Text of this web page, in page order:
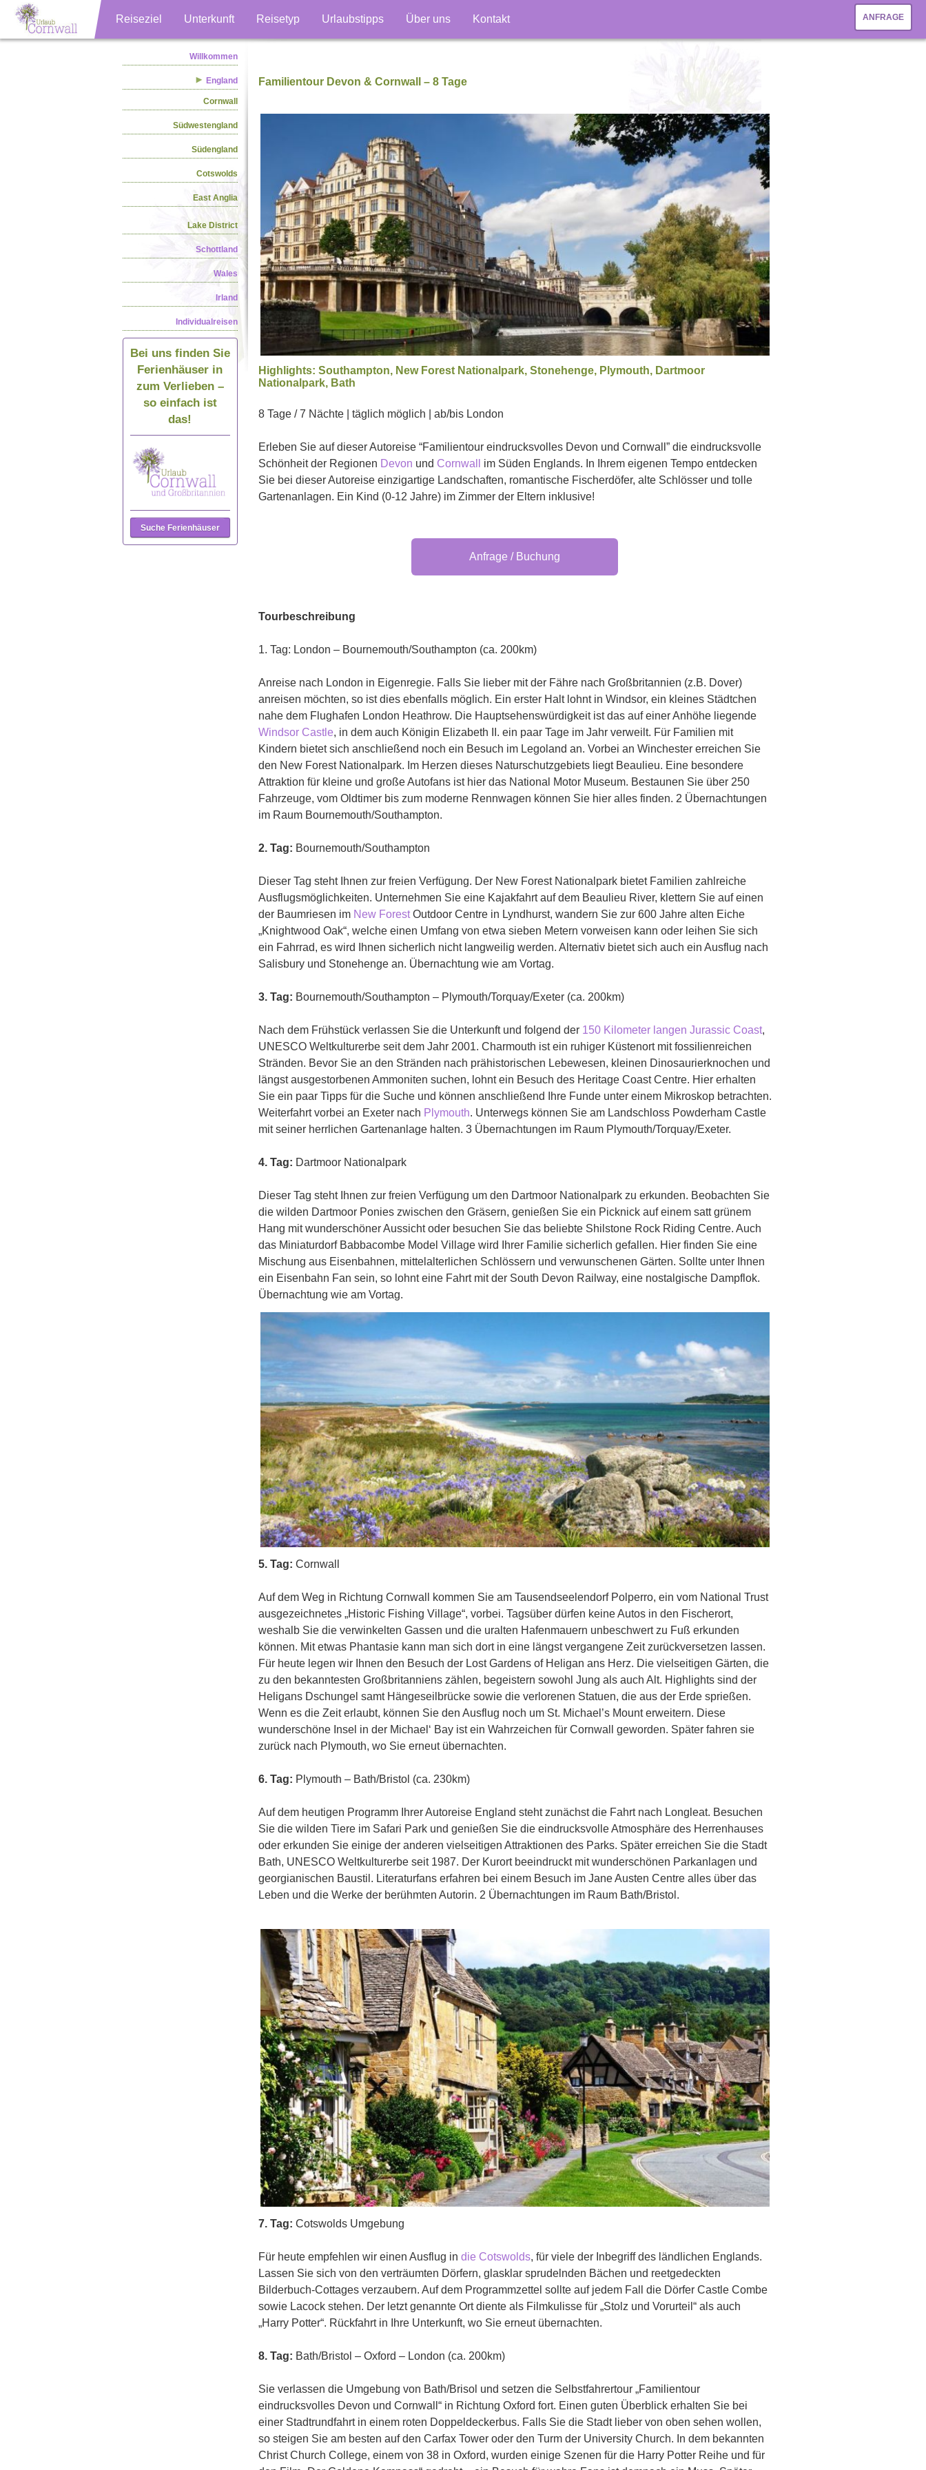
ANFRAGE
Reiseziel Unterkunft Reisetyp Urlaubstipps Über uns Kontakt
Willkommen
England
Cornwall
Südwestengland
Südengland
Cotswolds
East Anglia
Lake District
Schottland
Wales
Irland
Individualreisen
Bei uns finden Sie
Ferienhäuser in
zum Verlieben –
so einfach ist
das!
Suche Ferienhäuser
Familientour Devon & Cornwall – 8 Tage
Highlights: Southampton, New Forest Nationalpark, Stonehenge, Plymouth, Dartmoor
Nationalpark, Bath
8 Tage / 7 Nächte | täglich möglich | ab/bis London
Erleben Sie auf dieser Autoreise “Familientour eindrucksvolles Devon und Cornwall” die eindrucksvolle
Schönheit der Regionen Devon und Cornwall
im Süden Englands. In Ihrem eigenen Tempo entdecken
Sie bei dieser Autoreise einzigartige Landschaften, romantische Fischerdöfer, alte Schlösser und tolle
Gartenanlagen. Ein Kind (0-12 Jahre) im Zimmer der Eltern inklusive!
Anfrage / Buchung
Tourbeschreibung
1. Tag: London – Bournemouth/Southampton (ca. 200km)
Anreise nach London in Eigenregie. Falls Sie lieber mit der Fähre nach Großbritannien (z.B. Dover)
anreisen möchten, so ist dies ebenfalls möglich. Ein erster Halt lohnt in Windsor, ein kleines Städtchen
nahe dem Flughafen London Heathrow. Die Hauptsehenswürdigkeit ist das auf einer Anhöhe liegende
Windsor Castle, in dem auch Königin Elizabeth II. ein paar Tage im Jahr verweilt. Für Familien mit
Kindern bietet sich anschließend noch ein Besuch im Legoland an. Vorbei an Winchester erreichen Sie
den New Forest Nationalpark. Im Herzen dieses Naturschutzgebiets liegt Beaulieu. Eine besondere
Attraktion für kleine und große Autofans ist hier das National Motor Museum. Bestaunen Sie über 250
Fahrzeuge, vom Oldtimer bis zum moderne Rennwagen können Sie hier alles finden. 2 Übernachtungen
im Raum Bournemouth/Southampton.
2. Tag: Bournemouth/Southampton
Dieser Tag steht Ihnen zur freien Verfügung. Der New Forest Nationalpark bietet Familien zahlreiche
Ausflugsmöglichkeiten. Unternehmen Sie eine Kajakfahrt auf dem Beaulieu River, klettern Sie auf einen
der Baumriesen im New ForestOutdoor Centre in Lyndhurst, wandern Sie zur 600 Jahre alten Eiche
„Knightwood Oak“, welche einen Umfang von etwa sieben Metern vorweisen kann oder leihen Sie sich
ein Fahrrad, es wird Ihnen sicherlich nicht langweilig werden. Alternativ bietet sich auch ein Ausflug nach
Salisbury und Stonehenge an. Übernachtung wie am Vortag.
3. Tag: Bournemouth/Southampton – Plymouth/Torquay/Exeter (ca. 200km)
Nach dem Frühstück verlassen Sie die Unterkunft und folgend der 150 Kilometer langen Jurassic Coast,
UNESCO Weltkulturerbe seit dem Jahr 2001. Charmouth ist ein ruhiger Küstenort mit fossilienreichen
Stränden. Bevor Sie an den Stränden nach prähistorischen Lebewesen, kleinen Dinosaurierknochen und
längst ausgestorbenen Ammoniten suchen, lohnt ein Besuch des Heritage Coast Centre. Hier erhalten
Sie ein paar Tipps für die Suche und können anschließend Ihre Funde unter einem Mikroskop betrachten.
Weiterfahrt vorbei an Exeter nach Plymouth. Unterwegs können Sie am Landschloss Powderham Castle
mit seiner herrlichen Gartenanlage halten. 3 Übernachtungen im Raum Plymouth/Torquay/Exeter.
4. Tag: Dartmoor Nationalpark
Dieser Tag steht Ihnen zur freien Verfügung um den Dartmoor Nationalpark zu erkunden. Beobachten Sie
die wilden Dartmoor Ponies zwischen den Gräsern, genießen Sie ein Picknick auf einem satt grünem
Hang mit wunderschöner Aussicht oder besuchen Sie das beliebte Shilstone Rock Riding Centre. Auch
das Miniaturdorf Babbacombe Model Village wird Ihrer Familie sicherlich gefallen. Hier finden Sie eine
Mischung aus Eisenbahnen, mittelalterlichen Schlössern und verwunschenen Gärten. Sollte unter Ihnen
ein Eisenbahn Fan sein, so lohnt eine Fahrt mit der South Devon Railway, eine nostalgische Dampflok.
Übernachtung wie am Vortag.
5. Tag: Cornwall
Auf dem Weg in Richtung Cornwall kommen Sie am Tausendseelendorf Polperro, ein vom National Trust
ausgezeichnetes „Historic Fishing Village“, vorbei. Tagsüber dürfen keine Autos in den Fischerort,
weshalb Sie die verwinkelten Gassen und die uralten Hafenmauern unbeschwert zu Fuß erkunden
können. Mit etwas Phantasie kann man sich dort in eine längst vergangene Zeit zurückversetzen lassen.
Für heute legen wir Ihnen den Besuch der Lost Gardens of Heligan ans Herz. Die vielseitigen Gärten, die
zu den bekanntesten Großbritanniens zählen, begeistern sowohl Jung als auch Alt. Highlights sind der
Heligans Dschungel samt Hängeseilbrücke sowie die verlorenen Statuen, die aus der Erde sprießen.
Wenn es die Zeit erlaubt, können Sie den Ausflug noch um St. Michael’s Mount erweitern. Diese
wunderschöne Insel in der Michael‘ Bay ist ein Wahrzeichen für Cornwall geworden. Später fahren sie
zurück nach Plymouth, wo Sie erneut übernachten.
6. Tag: Plymouth – Bath/Bristol (ca. 230km)
Auf dem heutigen Programm Ihrer Autoreise England steht zunächst die Fahrt nach Longleat. Besuchen
Sie die wilden Tiere im Safari Park und genießen Sie die eindrucksvolle Atmosphäre des Herrenhauses
oder erkunden Sie einige der anderen vielseitigen Attraktionen des Parks. Später erreichen Sie die Stadt
Bath, UNESCO Weltkulturerbe seit 1987. Der Kurort beeindruckt mit wunderschönen Parkanlagen und
georgianischen Baustil. Literaturfans erfahren bei einem Besuch im Jane Austen Centre alles über das
Leben und die Werke der berühmten Autorin. 2 Übernachtungen im Raum Bath/Bristol.
7. Tag: Cotswolds Umgebung
Für heute empfehlen wir einen Ausflug in die Cotswolds, für viele der Inbegriff des ländlichen Englands.
Lassen Sie sich von den verträumten Dörfern, glasklar sprudelnden Bächen und reetgedeckten
Bilderbuch-Cottages verzaubern. Auf dem Programmzettel sollte auf jedem Fall die Dörfer Castle Combe
sowie Lacock stehen. Der letzt genannte Ort diente als Filmkulisse für „Stolz und Vorurteil“ als auch
„Harry Potter“. Rückfahrt in Ihre Unterkunft, wo Sie erneut übernachten.
8. Tag: Bath/Bristol – Oxford – London (ca. 200km)
Sie verlassen die Umgebung von Bath/Brisol und setzen die Selbstfahrertour „Familientour
eindrucksvolles Devon und Cornwall“ in Richtung Oxford fort. Einen guten Überblick erhalten Sie bei
einer Stadtrundfahrt in einem roten Doppeldeckerbus. Falls Sie die Stadt lieber von oben sehen wollen,
so steigen Sie am besten auf den Carfax Tower oder den Turm der University Church. In dem bekannten
Christ Church College, einem von 38 in Oxford, wurden einige Szenen für die Harry Potter Reihe und für